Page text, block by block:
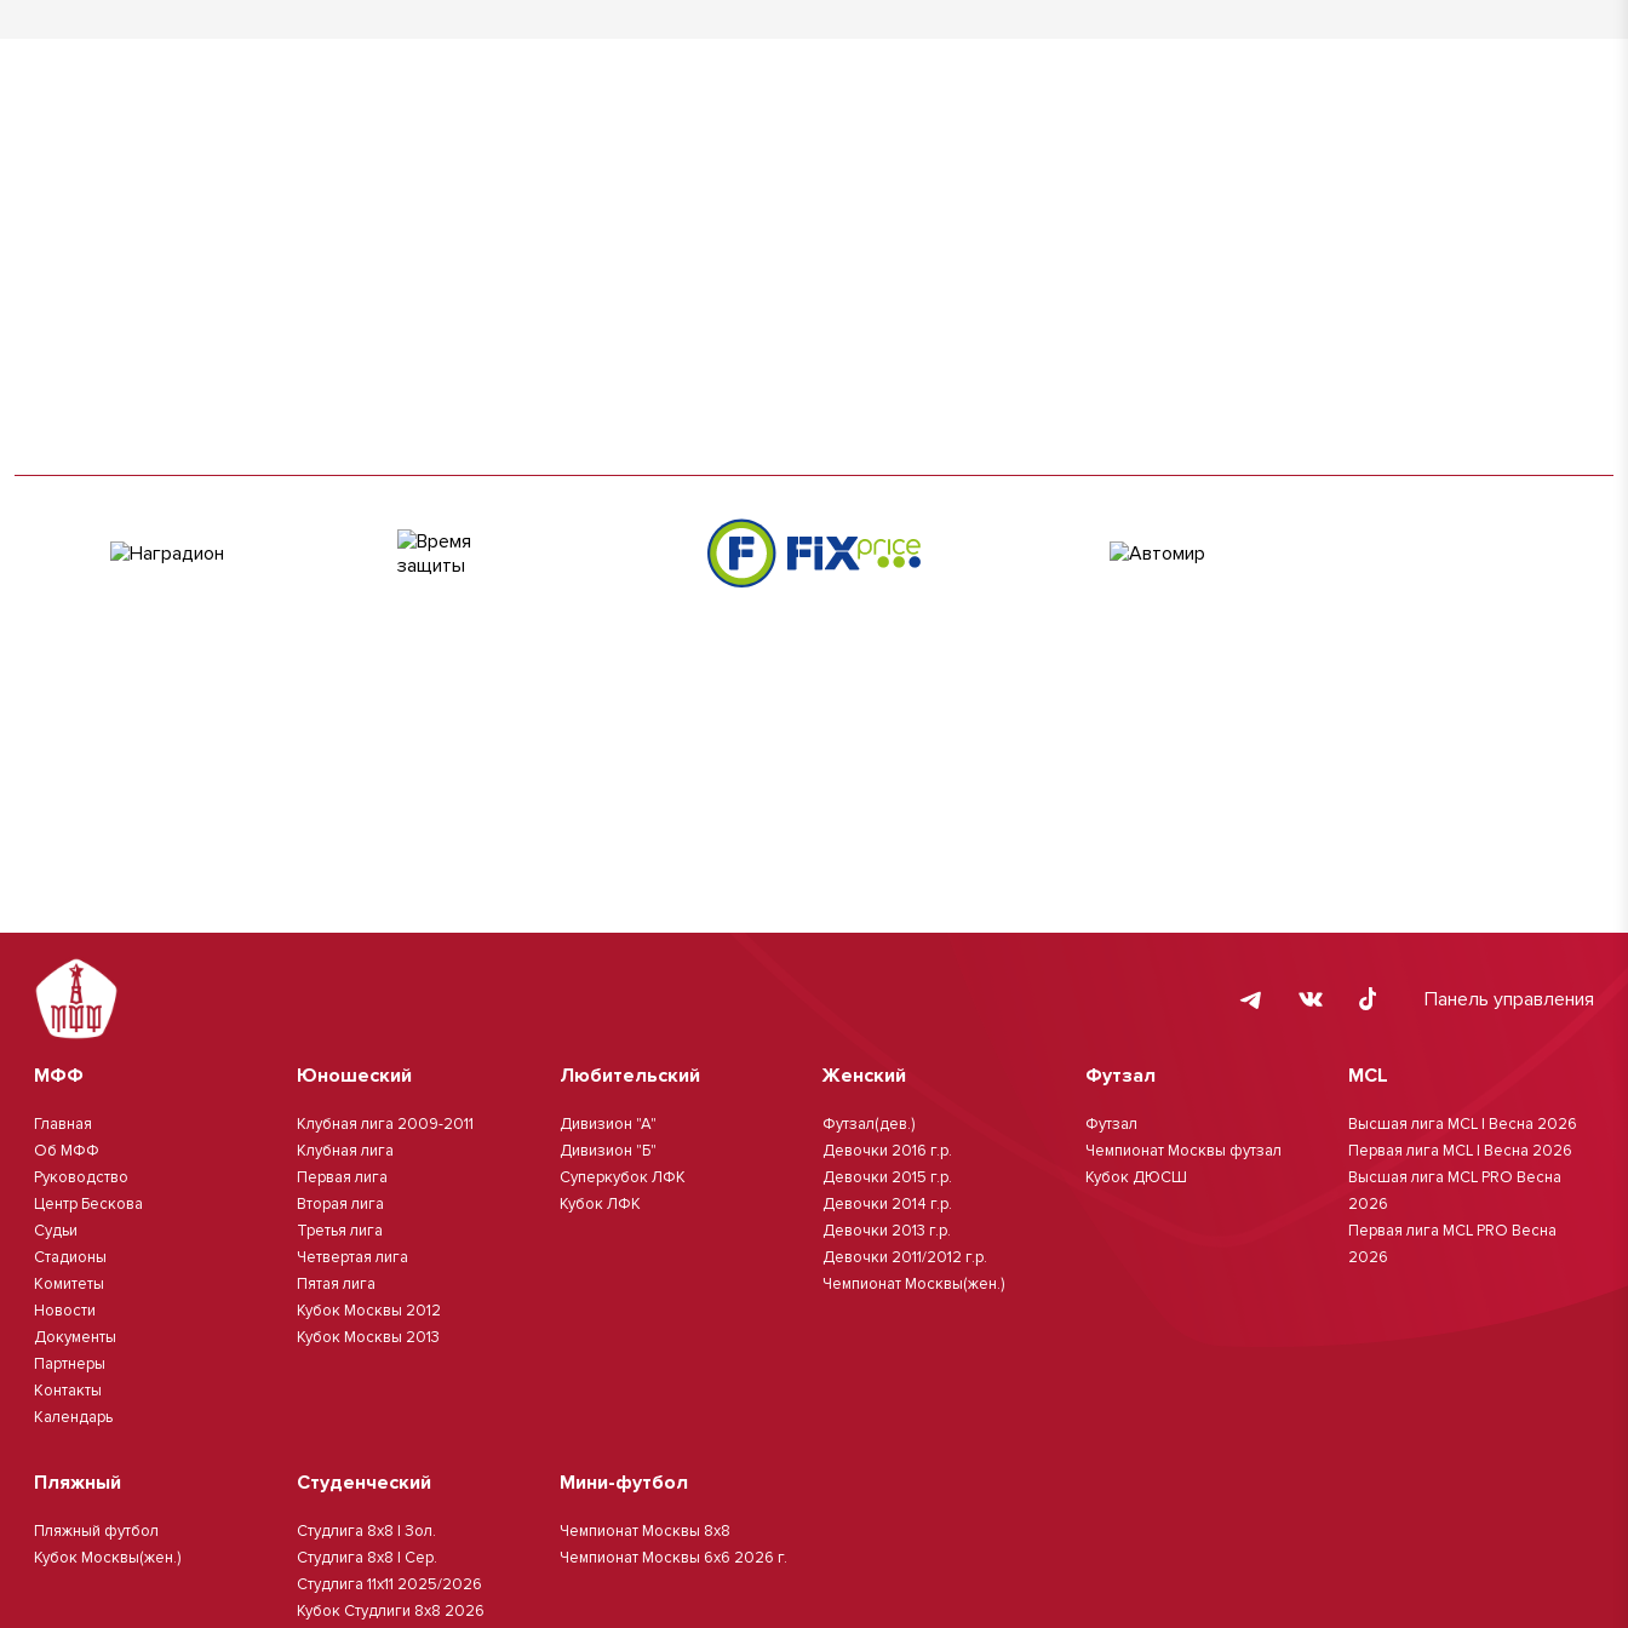
Панель управления
МФФ
Главная
Об МФФ
Руководство
Центр Бескова
Судьи
Стадионы
Комитеты
Новости
Документы
Партнеры
Контакты
Календарь
Юношеский
Клубная лига 2009-2011
Клубная лига
Первая лига
Вторая лига
Третья лига
Четвертая лига
Пятая лига
Кубок Москвы 2012
Кубок Москвы 2013
Любительский
Дивизион "А"
Дивизион "Б"
Суперкубок ЛФК
Кубок ЛФК
Женский
Футзал(дев.)
Девочки 2016 г.р.
Девочки 2015 г.р.
Девочки 2014 г.р.
Девочки 2013 г.р.
Девочки 2011/2012 г.р.
Чемпионат Москвы(жен.)
Футзал
Футзал
Чемпионат Москвы футзал
Кубок ДЮСШ
MCL
Высшая лига MCL | Весна 2026
Первая лига MCL | Весна 2026
Высшая лига MCL PRO Весна
2026
Первая лига MCL PRO Весна
2026
Пляжный
Пляжный футбол
Кубок Москвы(жен.)
Студенческий
Студлига 8х8 | Зол.
Студлига 8х8 | Сер.
Студлига 11х11 2025/2026
Кубок Студлиги 8х8 2026
Мини-футбол
Чемпионат Москвы 8х8
Чемпионат Москвы 6х6 2026 г.